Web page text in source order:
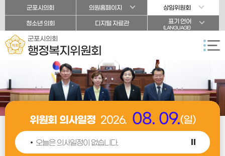
본문바로가기군포시의회 의원홈페이지 상임위원회
청소년 의회 디지털 자료관 표기 언어
(LANGUAGE)
군포시의회
행정복지위원회
위원회 의사일정 2026. 08. 09.(일)
오늘은 의사일정이 없습니다.